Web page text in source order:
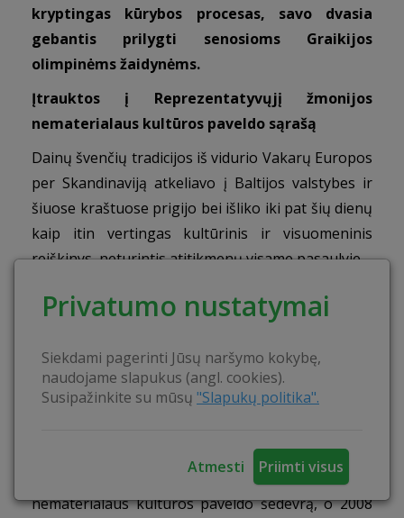
Privatumo nustatymai
Siekdami pagerinti Jūsų naršymo kokybę,
naudojame slapukus (angl. cookies).
Susipažinkite su mūsų "Slapukų politika".
Atmesti Priimti visus
kryptingas kūrybos procesas, savo dvasia
gebantis prilygti senosioms Graikijos
olimpinėms žaidynėms.
Įtrauktos į Reprezentatyvųjį žmonijos
nematerialaus kultūros paveldo sąrašą
Dainų švenčių tradicijos iš vidurio Vakarų Europos
per Skandinaviją atkeliavo į Baltijos valstybes ir
šiuose kraštuose prigijo bei išliko iki pat šių dienų
kaip itin vertingas kultūrinis ir visuomeninis
reiškinys, neturintis atitikmenų visame pasaulyje.
Tradicija tapusios Lietuvos dainų šventės
išaukština tautinės kultūros gyvybingumą,
meninę saviraišką. Šventė suburia skirtingas
kartas bei padeda ugdyti etines vertybes.
dainų ir šokių švenčių tradiciją bei simboliką
UNESCO pripažino kaip Žmonijos žodinio ir
nematerialaus kultūros paveldo šedevrą, o 2008